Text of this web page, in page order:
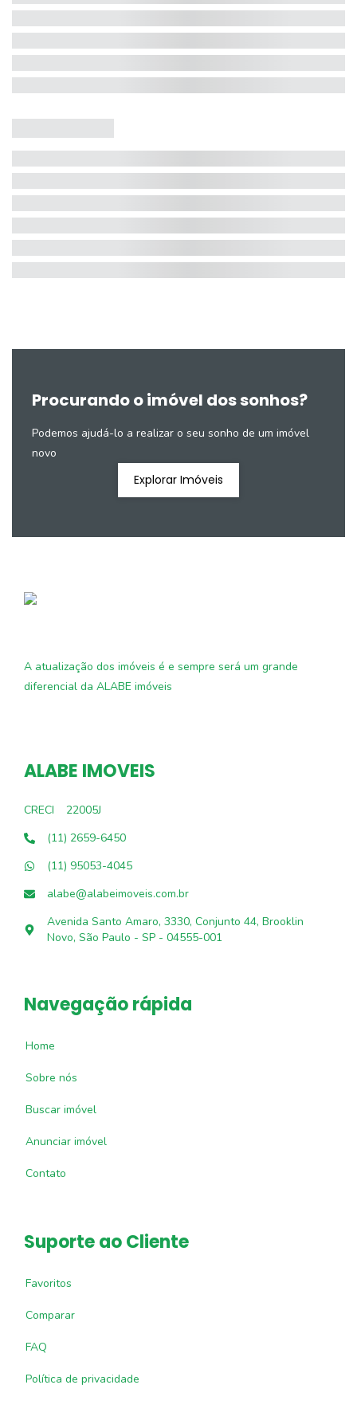
Procurando o imóvel dos sonhos?
Podemos ajudá-lo a realizar o seu sonho de um imóvel
novo
Explorar Imóveis
A atualização dos imóveis é e sempre será um grande
diferencial da ALABE imóveis
ALABE IMOVEIS
CRECI
22005J
(11) 2659-6450
(11) 95053-4045
alabe@alabeimoveis.com.br
Avenida Santo Amaro, 3330, Conjunto 44, Brooklin
Novo, São Paulo - SP - 04555-001
Navegação rápida
Home
Sobre nós
Buscar imóvel
Anunciar imóvel
Contato
Suporte ao Cliente
Favoritos
Comparar
FAQ
Política de privacidade